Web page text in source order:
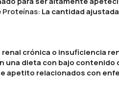
Proteínas: La cantidad
crónica o insuficiencia
una dieta con bajo
apetito relacionados con